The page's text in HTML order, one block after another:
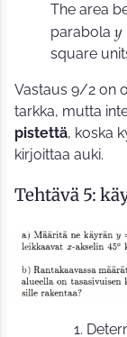
The area
parabola 𝑦
square
Vastaus 9/2 on
tarkka, mutta
pistettä, koska
kirjoittaa auki.
Tehtävä 5: